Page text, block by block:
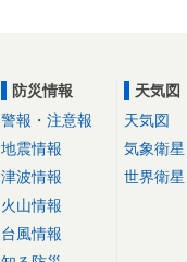
防災情報
警報・注意報
地震情報
津波情報
火山情報
台風情報
天気図
天気図
気象衛星
世界衛星